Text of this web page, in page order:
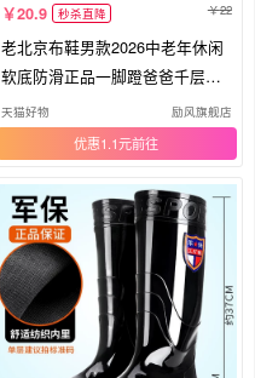
20.9 秒杀直降 22
老北京布鞋男款2026中老年休闲
软底防滑正品一脚蹬爸爸千层底
布鞋
天猫好物 励风旗舰店
优惠1.1元